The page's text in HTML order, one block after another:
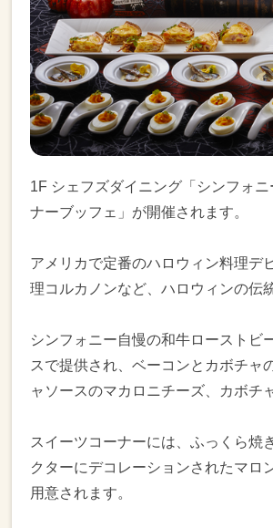
1F シェフズダイニング「シンフォ
ナーブッフェ」が開催されます。
アメリカで定番のハロウィン料理デ
理コルカノンなど、ハロウィンの伝
シンフォニー自慢の和牛ローストビ
スで提供され、ベーコンとカボチャ
ャソースのマカロニチーズ、カボチ
スイーツコーナーには、ふっくら焼
クターにデコレーションされたマロ
用意されます。